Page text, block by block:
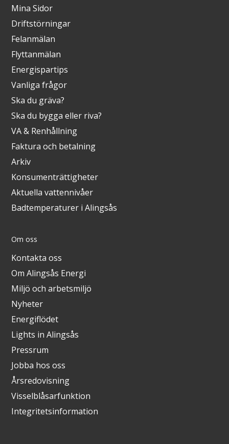
Mina Sidor
Driftstörningar
Felanmälan
Flyttanmälan
Energispartips
Vanliga frågor
Ska du gräva?
Ska du bygga eller riva?
VA & Renhållning
Faktura och betalning
Arkiv
Konsumenträttigheter
Aktuella vattennivåer
Badtemperaturer i Alingsås
Om oss
Kontakta oss
Om Alingsås Energi
Miljö och arbetsmiljö
Nyheter
Energiflödet
Lights in Alingsås
Pressrum
Jobba hos oss
Årsredovisning
Visselblåsarfunktion
Integritetsinformation